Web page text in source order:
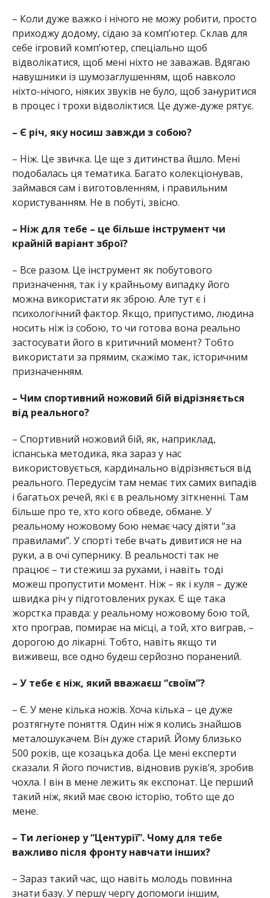
– Коли дуже важко і нічого не можу робити, просто
приходжу додому, сідаю за комп’ютер. Склав для
себе ігровий комп’ютер, спеціально щоб
відволікатися, щоб мені ніхто не заважав. Вдягаю
навушники із шумозаглушенням, щоб навколо
ніхто-нічого, ніяких звуків не було, щоб зануритися
в процес і трохи відволіктися. Це дуже-дуже рятує.
– Є річ, яку носиш завжди з собою?
– Ніж. Це звичка. Це ще з дитинства йшло. Мені
подобалась ця тематика. Багато колекціонував,
займався сам і виготовленням, і правильним
користуванням. Не в побуті, звісно.
– Ніж для тебе – це більше інструмент чи
крайній варіант зброї?
– Все разом. Це інструмент як побутового
призначення, так і у крайньому випадку його
можна використати як зброю. Але тут є і
психологічний фактор. Якщо, припустимо, людина
носить ніж із собою, то чи готова вона реально
застосувати його в критичний момент? Тобто
використати за прямим, скажімо так, історичним
призначенням.
– Чим спортивний ножовий бій відрізняється
від реального?
– Спортивний ножовий бій, як, наприклад,
іспанська методика, яка зараз у нас
використовується, кардинально відрізняється від
реального. Передусім там немає тих самих випадів
і багатьох речей, які є в реальному зіткненні. Там
більше про те, хто кого обведе, обмане. У
реальному ножовому бою немає часу діяти “за
правилами”. У спорті тебе вчать дивитися не на
руки, а в очі супернику. В реальності так не
працює – ти стежиш за рухами, і навіть тоді
можеш пропустити момент. Ніж – як і куля – дуже
швидка річ у підготовлених руках. Є ще така
жорстка правда: у реальному ножовому бою той,
хто програв, помирає на місці, а той, хто виграв, –
дорогою до лікарні. Тобто, навіть якщо ти
виживеш, все одно будеш серйозно поранений.
– У тебе є ніж, який вважаєш “своїм”?
– Є. У мене кілька ножів. Хоча кілька – це дуже
розтягнуте поняття. Один ніж я колись знайшов
металошукачем. Він дуже старий. Йому близько
500 років, ще козацька доба. Це мені експерти
сказали. Я його почистив, відновив руків’я, зробив
чохла. І він в мене лежить як експонат. Це перший
такий ніж, який має свою історію, тобто ще до
мене.
– Ти легіонер у “Центурії”. Чому для тебе
важливо після фронту навчати інших?
– Зараз такий час, що навіть молодь повинна
знати базу. У першу чергу допомоги іншим,